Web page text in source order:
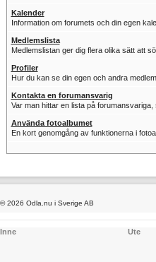
Kalender
Information om forumets och din egen
Medlemslista
Medlemslistan ger dig flera olika sätt att
Profiler
Hur du kan se din egen och andra
Kontakta en forumansvarig
Var man hittar en lista på forumansvariga,
Använda fotoalbumet
En kort genomgång av funktionerna i
© 2026 Odla.nu i Sverige AB
Inne Ute